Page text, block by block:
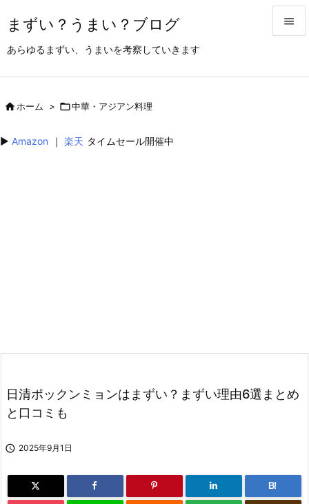
まずい？うまい？ブログ
あらゆるまずい、うまいを考察していきます

ホーム > 中華・アジアン料理
▶︎ Amazon ｜ 楽天 タイムセール開催中
日清ポックンミョンはまずい？まずい理由6選まとめ
と口コミも
 2025年9月1日
B!